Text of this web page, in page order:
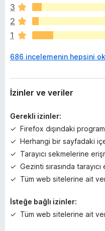
z
h
i
ç
u
n
y
k
3
2
1
686 incelemenin hepsini
İzinler ve veriler
Gerekli izinler:
Firefox dışındaki
Herhangi bir sayfadaki
Tarayıcı sekmelerine
Gezinti sırasında
Tüm web sitelerine ait
İsteğe bağlı izinler:
Tüm web sitelerine ait